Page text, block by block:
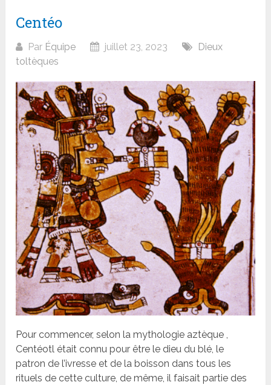
Centéo
Par Équipe juillet 23, 2023
Dieux
toltèques
Pour commencer, selon la mythologie aztèque ,
Centéotl était connu pour être le dieu du blé, le
patron de l’ivresse et de la boisson dans tous les
rituels de cette culture, de même, il faisait partie des